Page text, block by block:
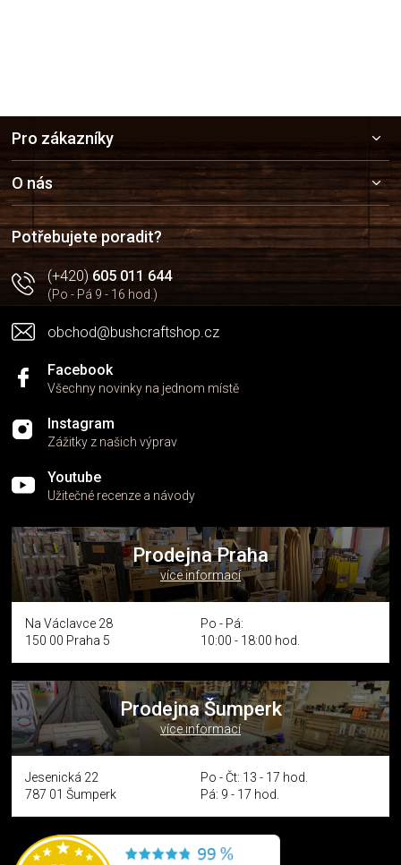
a
t
í
Pro zákazníky
O nás
Potřebujete poradit?
(+420)605 011 644
(Po - Pá 9 - 16 hod.)
obchod@bushcraftshop.cz
Facebook
Všechny novinky na jednom místě
Instagram
Zážitky z našich výprav
Youtube
Užitečné recenze a návody
Prodejna Praha
více informací
Na Václavce 28
150 00 Praha 5
Po - Pá:
10:00 - 18:00 hod.
Prodejna Šumperk
více informací
Jesenická 22
787 01 Šumperk
Po - Čt: 13 - 17 hod.
Pá: 9 - 17 hod.